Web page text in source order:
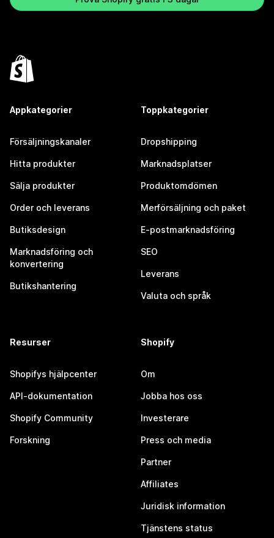
Appkategorier
Försäljningskanaler
Hitta produkter
Sälja produkter
Order och leverans
Butiksdesign
Marknadsföring och
konvertering
Butikshantering
Toppkategorier
Dropshipping
Marknadsplatser
Produktomdömen
Merförsäljning och paket
E-postmarknadsföring
SEO
Leverans
Valuta och språk
Resurser
Shopifys hjälpcenter
API-dokumentation
Shopify Community
Forskning
Shopify
Om
Jobba hos oss
Investerare
Press och media
Partner
Affiliates
Juridisk information
Tjänstens status